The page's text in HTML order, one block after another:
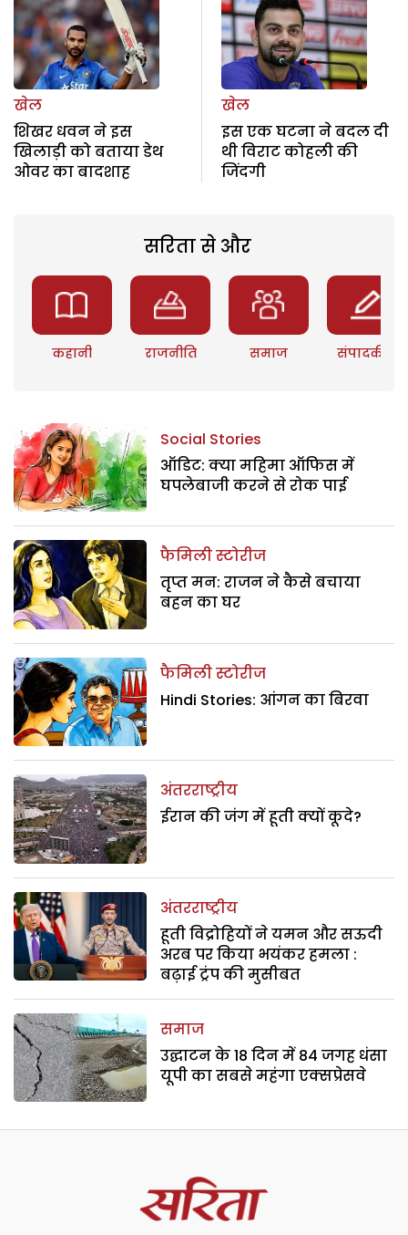
खेल
शिखर धवन ने इस
खिलाड़ी को बताया डेथ
ओवर का बादशाह
खेल
इस एक घटना ने बदल दी
थी विराट कोहली की
जिंदगी
सरिता से और
कहानी राजनीति समाज संपादकीय
Social Stories
ऑडिट: क्या महिमा ऑफिस में
घपलेबाजी करने से रोक पाई
फैमिली स्टोरीज
तृप्त मन: राजन ने कैसे बचाया
बहन का घर
फैमिली स्टोरीज
Hindi Stories: आंगन का बिरवा
अंतरराष्ट्रीय
ईरान की जंग में हूती क्यों कूदे?
अंतरराष्ट्रीय
हूती विद्रोहियों ने यमन और सऊदी
अरब पर किया भयंकर हमला :
बढ़ाई ट्रंप की मुसीबत
समाज
उद्घाटन के 18 दिन में 84 जगह धंसा
यूपी का सबसे महंगा एक्सप्रेसवे